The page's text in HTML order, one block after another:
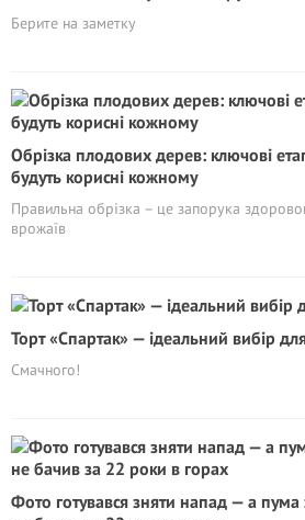
Берите на заметку
Обрізка плодових дерев: ключові
будуть корисні кожному
Правильна обрізка – це запорука
врожаїв
Торт «Спартак» — ідеальний вибір
Смачного!
Фото готувався зняти напад — а пума